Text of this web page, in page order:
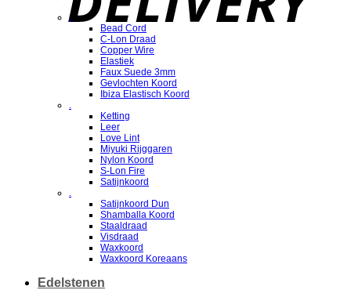
.
Bead Cord
C-Lon Draad
Copper Wire
Elastiek
Faux Suede 3mm
Gevlochten Koord
Ibiza Elastisch Koord
.
Ketting
Leer
Love Lint
Miyuki Rijggaren
Nylon Koord
S-Lon Fire
Satijnkoord
.
Satijnkoord Dun
Shamballa Koord
Staaldraad
Visdraad
Waxkoord
Waxkoord Koreaans
Edelstenen